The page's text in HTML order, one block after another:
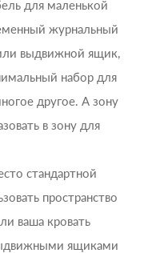
для маленькой
журнальный
выдвижной ящик,
набор для
другое. А зону
в зону для
стандартной
пространство
ваша кровать
ящиками